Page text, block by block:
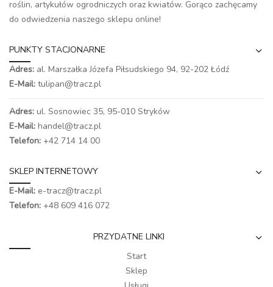
roślin, artykułów ogrodniczych oraz kwiatów. Gorąco zachęcamy
do odwiedzenia naszego sklepu online!
PUNKTY STACJONARNE
Adres: al. Marszałka Józefa Piłsudskiego 94, 92-202 Łódź
E-Mail: tulipan@tracz.pl
Adres: ul. Sosnowiec 35, 95-010 Stryków
E-Mail: handel@tracz.pl
Telefon: +42 714 14 00
SKLEP INTERNETOWY
E-Mail: e-tracz@tracz.pl
Telefon: +48 609 416 072
PRZYDATNE LINKI
Start
Sklep